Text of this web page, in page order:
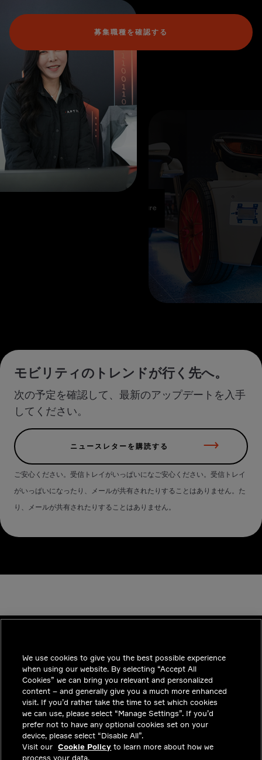
募集職種を確認する
モビリティのトレンドが行く先へ。
次の予定を確認して、最新のアップデートを入手
してください。
ニュースレターを購読する
ご安心ください。受信トレイがいっぱいになご安心ください。受信トレイ
がいっぱいになったり、メールが共有されたりすることはありません。た
り、メールが共有されたりすることはありません。
INDUSTRIES
インサイト
ソリューション
採用情報
投資家向けお知らせ
We use cookies to give you the best possible experience
when using our website. By selecting “Accept All
Cookies” we can bring you relevant and personalized
content – and generally give you a much more enhanced
visit. If you’d rather take the time to set which cookies
we can use, please select “Manage Settings”. If you’d
prefer not to have any optional cookies set on your
device, please select “Disable All”.
Visit our Cookie Policy to learn more about how we
process your data.